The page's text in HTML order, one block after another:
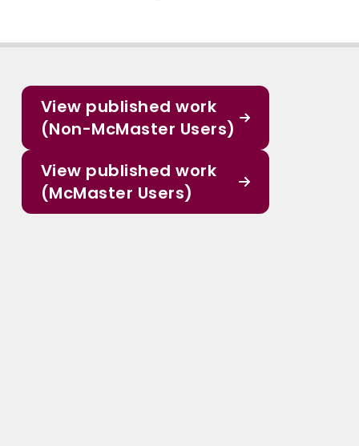
View published work
(Non-McMaster Users)
View published work
(McMaster Users)